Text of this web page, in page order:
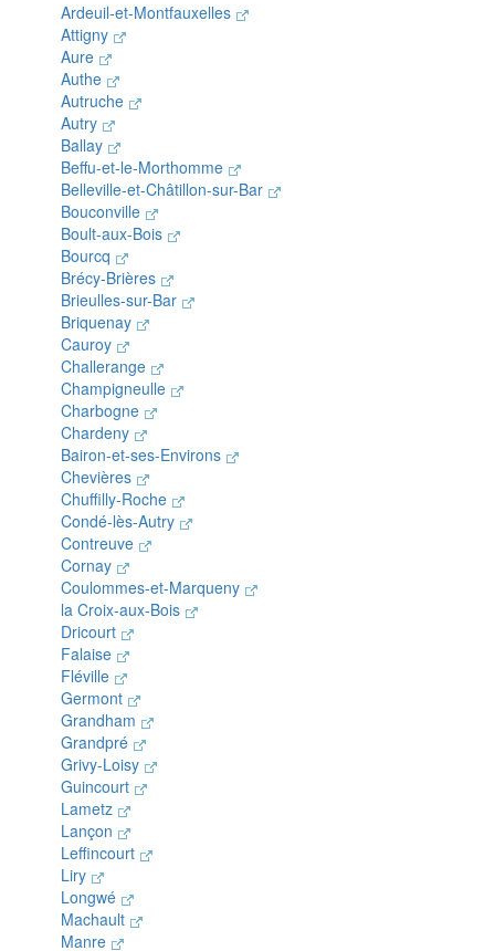
Ardeuil-et-Montfauxelles
Attigny
Aure
Authe
Autruche
Autry
Ballay
Beffu-et-le-Morthomme
Belleville-et-Châtillon-sur-Bar
Bouconville
Boult-aux-Bois
Bourcq
Brécy-Brières
Brieulles-sur-Bar
Briquenay
Cauroy
Challerange
Champigneulle
Charbogne
Chardeny
Bairon-et-ses-Environs
Chevières
Chuffilly-Roche
Condé-lès-Autry
Contreuve
Cornay
Coulommes-et-Marqueny
la Croix-aux-Bois
Dricourt
Falaise
Fléville
Germont
Grandham
Grandpré
Grivy-Loisy
Guincourt
Lametz
Lançon
Leffincourt
Liry
Longwé
Machault
Manre